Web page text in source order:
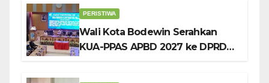
PERISTIWA
Wali Kota Bodewin Serahkan
KUA-PPAS APBD 2027 ke DPRD